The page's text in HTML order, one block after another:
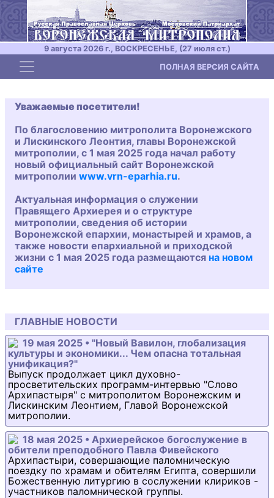
9 августа 2026 г., ВОСКРЕСЕНЬЕ, (27 июля ст.)
Toggle navigation ПОЛНАЯ ВЕРСИЯ САЙТА
Уважаемые посетители!
По благословению митрополита Воронежского
и Лискинского Леонтия, главы Воронежской
митрополии, с 1 мая 2025 года начал работу
новый официальный сайт Воронежской
митрополии www.vrn-eparhia.ru.
Актуальная информация о служении
Правящего Архиерея и о структуре
митрополии, сведения об истории
Воронежской епархии, монастырей и храмов, а
также новости епархиальной и приходской
жизни с 1 мая 2025 года размещаются на новом
сайте
ГЛАВНЫЕ НОВОСТИ
19 мая 2025 • "Новый Вавилон, глобализация
культуры и экономики... Чем опасна тотальная
унификация?"
Выпуск продолжает цикл духовно-
просветительских программ-интервью "Слово
Архипастыря" с митрополитом Воронежским и
Лискинским Леонтием, Главой Воронежской
митрополии.
18 мая 2025 • Архиерейское богослужение в
обители преподобного Павла Фивейского
Архипастыри, совершающие паломническую
поездку по храмам и обителям Египта, совершили
Божественную литургию в сослужении клириков -
участников паломнической группы.